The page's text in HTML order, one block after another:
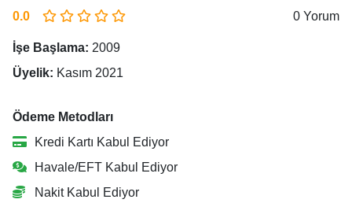
0.0 0 Yorum
İşe Başlama: 2009
Üyelik: Kasım 2021
Ödeme Metodları
Kredi Kartı Kabul Ediyor
Havale/EFT Kabul Ediyor
Nakit Kabul Ediyor